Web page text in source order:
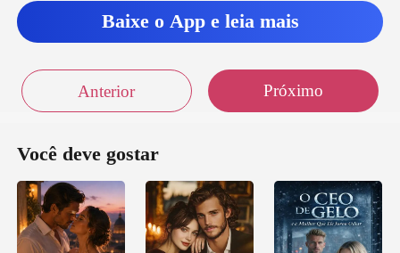
Baixe o App e leia mais
Anterior Próximo
Você deve gostar